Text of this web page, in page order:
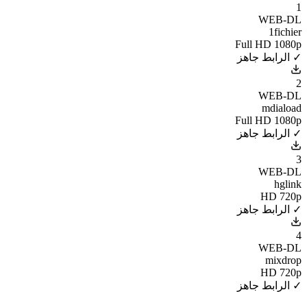
1
WEB-DL
1fichier
Full HD 1080p
✓ الرابط جاهز
2
WEB-DL
mdiaload
Full HD 1080p
✓ الرابط جاهز
3
WEB-DL
hglink
HD 720p
✓ الرابط جاهز
4
WEB-DL
mixdrop
HD 720p
✓ الرابط جاهز